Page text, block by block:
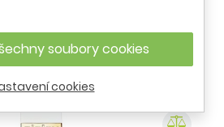
Sisley / Odstín:
soubory cookies
cookies